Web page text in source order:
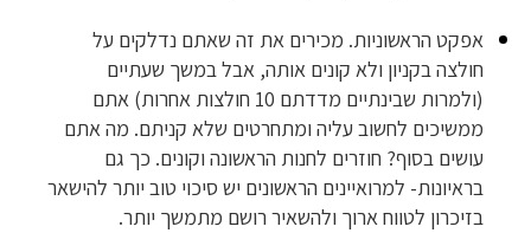
אפקט הראשוניות. מכירים את זה שאתם נדלקים על
חולצה בקניון ולא קונים אותה, אבל במשך שעתיים
(ולמרות שבינתיים מדדתם 10 חולצות אחרות) אתם
ממשיכים לחשוב עליה ומתחרטים שלא קניתם. מה אתם
עושים בסוף? חוזרים לחנות הראשונה וקונים. כך גם
בראיונות- למרואיינים הראשונים יש סיכוי טוב יותר להישאר
בזיכרון לטווח ארוך ולהשאיר רושם מתמשך יותר.